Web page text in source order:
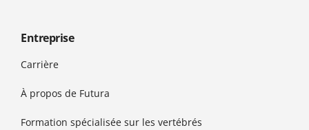
Entreprise
Carrière
À propos de Futura
Formation spécialisée sur les vertébrés